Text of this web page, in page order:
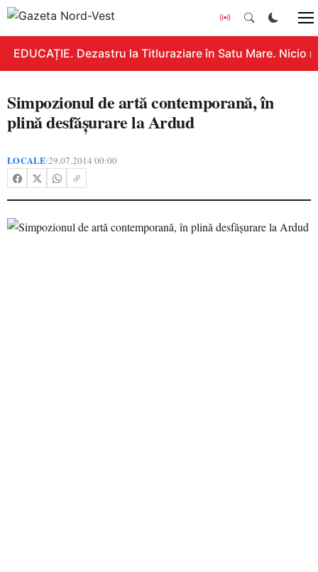
EDUCAȚIE. Dezastru la Titluraziare în Satu Mare. Nicio
Simpozionul de artă contemporană, în
plină desfăşurare la Ardud
LOCALE•29.07.2014 00:00